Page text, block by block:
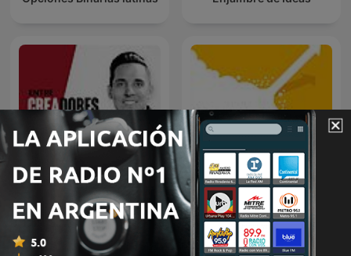
Entre Creadores | Podcast
Unos minutos de
estrategia con Becky Mitre